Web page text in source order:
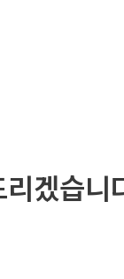
겠습니